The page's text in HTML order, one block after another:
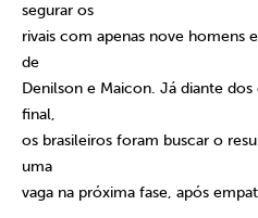
segurar os
rivais com apenas nove homens
de
Denilson e Maicon. Já diante
final,
os brasileiros foram buscar o
uma
vaga na próxima fase, após